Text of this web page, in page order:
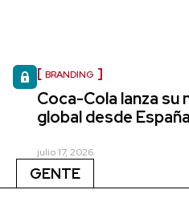
BRANDING
Coca-Cola lanza su
global desde España
julio 17, 2026
GENTE